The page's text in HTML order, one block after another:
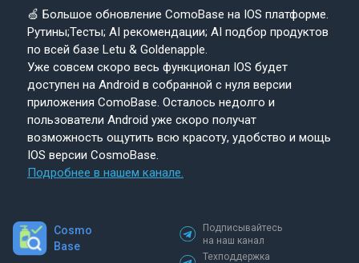
🍏 Большое обновление ComoBase на IOS платформе.
Рутины;Тесты; AI рекомендации; AI подбор продуктов
по всей базе Letu & Goldenapple.
Уже совсем скоро весь функционал IOS будет
доступен на Android в собранной с нуля версии
приложения ComoBase. Осталось недолго и
пользователи Android уже скоро получат
возможность ощутить всю красоту, удобство и мощь
IOS версии CosmoBase.
Подробнее в нашем канале.
Cosmo
Base
Подписывайтесь
на наш канал
Техподдержка